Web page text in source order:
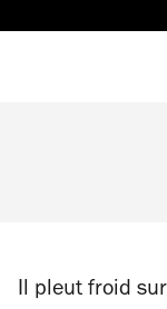
Il pleut froid